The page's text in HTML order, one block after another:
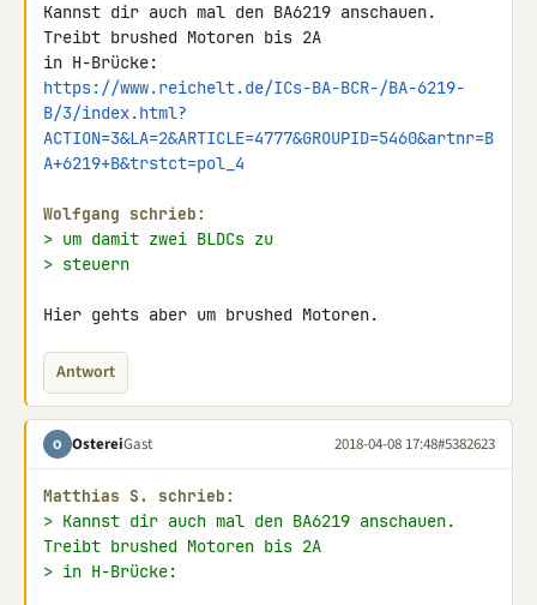
Kannst dir auch mal den BA6219 anschauen.
Treibt brushed Motoren bis 2A
https://www.reichelt.de/ICs-BA-BCR-/BA-6219-
B/3/index.html?
ACTION=3&LA=2&ARTICLE=4777&GROUPID=5460&artnr=B
A+6219+B&trstct=pol_4
Wolfgang schrieb:
> um damit zwei BLDCs zu
> steuern
Hier gehts aber um brushed Motoren.
Antwort
O OstereiGast 2018-04-08 17:48#5382623
Matthias S. schrieb:
> Kannst dir auch mal den BA6219 anschauen.
Treibt brushed Motoren bis 2A
> in H-Brücke: